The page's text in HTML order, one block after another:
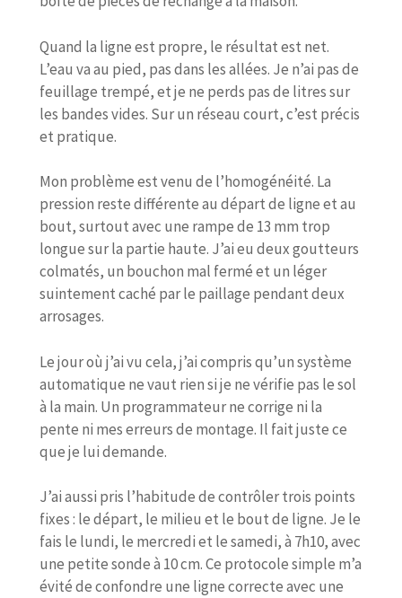
Quand la ligne est propre, le résultat est net.
L’eau va au pied, pas dans les allées. Je n’ai pas de
feuillage trempé, et je ne perds pas de litres sur
les bandes vides. Sur un réseau court, c’est précis
et pratique.
Mon problème est venu de l’homogénéité. La
pression reste différente au départ de ligne et au
bout, surtout avec une rampe de 13 mm trop
longue sur la partie haute. J’ai eu deux goutteurs
colmatés, un bouchon mal fermé et un léger
suintement caché par le paillage pendant deux
arrosages.
Le jour où j’ai vu cela, j’ai compris qu’un système
automatique ne vaut rien si je ne vérifie pas le sol
à la main. Un programmateur ne corrige ni la
pente ni mes erreurs de montage. Il fait juste ce
que je lui demande.
J’ai aussi pris l’habitude de contrôler trois points
fixes : le départ, le milieu et le bout de ligne. Je le
fais le lundi, le mercredi et le samedi, à 7h10, avec
une petite sonde à 10 cm. Ce protocole simple m’a
évité de confondre une ligne correcte avec une